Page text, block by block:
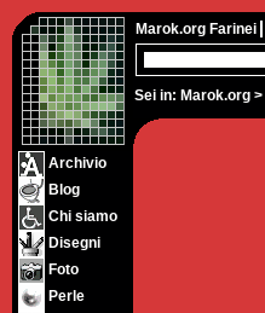
Sei in: Marok.org >
Marok.org Farinei
Archivio
Blog
Chi siamo
Disegni
Foto
Perle